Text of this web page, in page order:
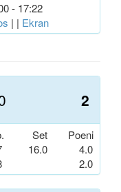
- 17:22
| | Ekran
2
Set
Poeni
16.0
4.0
2.0